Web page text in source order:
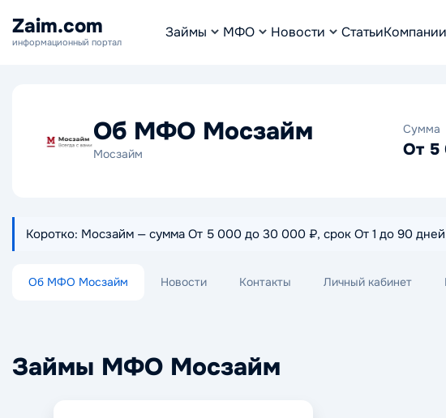
Zaim.com
информационный портал
Займы МФО Новости СтатьиКомпании
Об МФО Мосзайм
Мосзайм
Сумма
От 5
Коротко: Мосзайм — сумма От 5 000 до 30 000 ₽, срок От 1 до 90
Об МФО Мосзайм Новости Контакты Личный кабинет
Займы МФО Мосзайм